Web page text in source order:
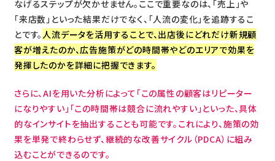
なげるステップが欠かせません。ここで重要なのは、「売上」や
「来店数」といった結果だけでなく、「人流の変化」を追跡するこ
とです。 人流データを活用することで、出店後にどれだけ新規顧
客が増えたのか、広告施策がどの時間帯やどのエリアで効果を
発揮したのかを詳細に把握できます。
さらに、AIを用いた分析によって「この属性の顧客はリピーター
になりやすい」「この時間帯は競合に流れやすい」といった、具体
的なインサイトを抽出することも可能です。これにより、施策の効
果を単発で終わらせず、継続的な改善サイクル（PDCA）に組み
込むことができるのです。